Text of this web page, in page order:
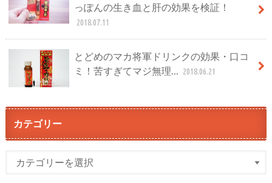
っぽんの生き血と肝の効果を検証！
2018.07.11
とどめのマカ将軍ドリンクの効果・口コ
ミ！苦すぎてマジ無理…
2018.06.21
カテゴリー